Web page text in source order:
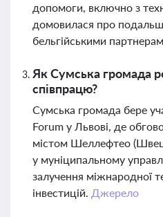
допомоги, включно з
домовилася про
бельгійськими
Як Сумська громада
співпрацю?
Сумська громада бере
Forum у Львові, де
містом Шеллефтео
у муніципальному
залучення міжнародної
інвестицій. Джерело